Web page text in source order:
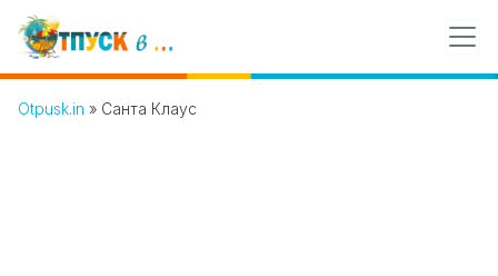
Otpusk.in » Санта Клаус